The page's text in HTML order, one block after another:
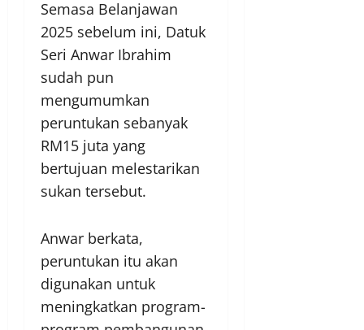
Semasa Belanjawan
2025 sebelum ini, Datuk
Seri Anwar Ibrahim
sudah pun
mengumumkan
peruntukan sebanyak
RM15 juta yang
bertujuan melestarikan
sukan tersebut.
Anwar berkata,
peruntukan itu akan
digunakan untuk
meningkatkan program-